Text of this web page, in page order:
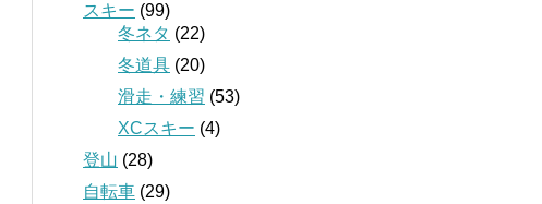
スキー (99)
冬ネタ (22)
冬道具 (20)
滑走・練習 (53)
XCスキー (4)
登山 (28)
自転車 (29)